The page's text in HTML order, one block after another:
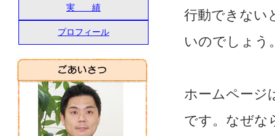
行動できない
いのでしょう
ホームページ
です。なぜな
実 績
プロフィール